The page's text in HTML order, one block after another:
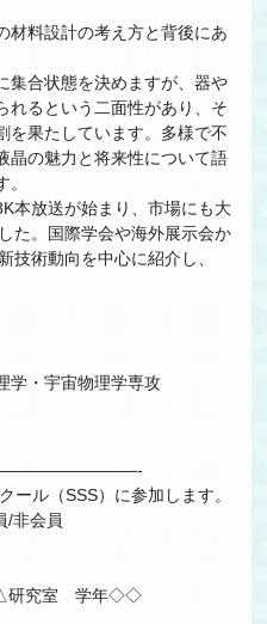
料設計の考え方と背後にあ
合状態を決めますが、器や
れるという二面性があり、そ
を果たしています。多様で不
晶の魅力と将来性について語
本放送が始まり、市場にも大
た。国際学会や海外展示会か
技術動向を中心に紹介し、
・宇宙物理学専攻
ール（SSS）に参加します。
/非会員
研究室 学年◇◇